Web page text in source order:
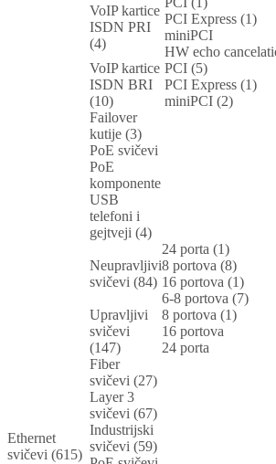
VoIP kartice
ISDN PRI
(4)
PCI Express (1)
miniPCI
HW echo
VoIP kartice
ISDN BRI
(10)
PCI (5)
PCI Express (1)
miniPCI (2)
Failover
kutije (3)
PoE svičevi
PoE
komponente
USB
telefoni i
gejtveji (4)
Ethernet
svičevi (615)
Neupravljivi
svičevi (84)
24 porta (1)
8 portova (8)
16 portova (1)
6-8 portova (7)
Upravljivi
svičevi
(147)
8 portova (1)
16 portova
24 porta
Fiber
svičevi (27)
Layer 3
svičevi (67)
Industrijski
svičevi (59)